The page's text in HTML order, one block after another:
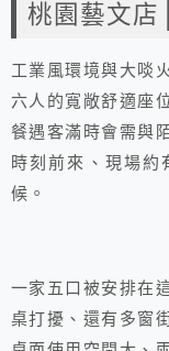
桃園藝文店
工業風環境與大啖
六人的寬敞舒適座
餐遇客滿時會需與
時刻前來、現場約
候。
一家五口被安排在
桌打擾、還有多窗